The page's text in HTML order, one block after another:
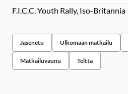
F.I.C.C. Youth Rally, Iso-Britannia
Jäsenetu Ulkomaan matkailu
Matkailuvaunu Teltta